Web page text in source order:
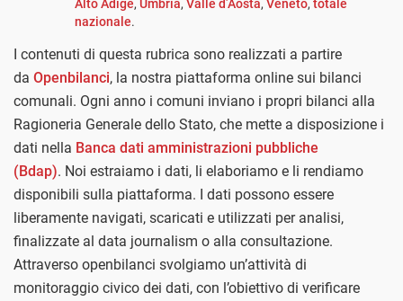
Alto Adige, Umbria, Valle d’Aosta, Veneto, totale
nazionale.
I contenuti di questa rubrica sono realizzati a partire
da Openbilanci, la nostra piattaforma online sui bilanci
comunali. Ogni anno i comuni inviano i propri bilanci alla
Ragioneria Generale dello Stato, che mette a disposizione i
dati nella Banca dati amministrazioni pubbliche
(Bdap). Noi estraiamo i dati, li elaboriamo e li rendiamo
disponibili sulla piattaforma. I dati possono essere
liberamente navigati, scaricati e utilizzati per analisi,
finalizzate al data journalism o alla consultazione.
Attraverso openbilanci svolgiamo un’attività di
monitoraggio civico dei dati, con l’obiettivo di verificare